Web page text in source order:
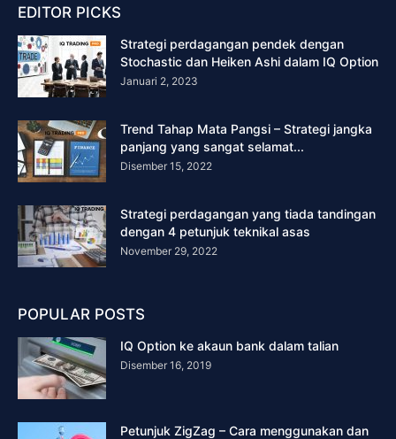
EDITOR PICKS
Strategi perdagangan pendek dengan
Stochastic dan Heiken Ashi dalam IQ Option
Januari 2, 2023
Trend Tahap Mata Pangsi – Strategi jangka
panjang yang sangat selamat...
Disember 15, 2022
Strategi perdagangan yang tiada tandingan
dengan 4 petunjuk teknikal asas
November 29, 2022
POPULAR POSTS
IQ Option ke akaun bank dalam talian
Disember 16, 2019
Petunjuk ZigZag – Cara menggunakan dan